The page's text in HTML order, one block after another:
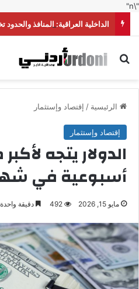
"\n"
بحث عن
الرئيسية / إقتصاد وإستثمار
إقتصاد وإستثمار
الدولار يتجه
أسبوعية في
مايو 15, 2026 492 دقيقة واحدة